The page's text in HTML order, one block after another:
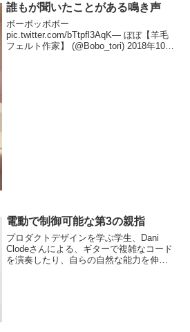
誰もが聞いたことがある鳴き声
ボーボッボボー
pic.twitter.com/bTtpfl3AqK— ぼぼ【羊毛
フェルト作家】 (@Bobo_tori) 2018年10月
電動で制御可能な第3の親指
プロダクトデザインを学ぶ学生、Dani
Clodeさんによる、ギターで複雑なコード
を演奏したり、自らの自然な能力を伸ば